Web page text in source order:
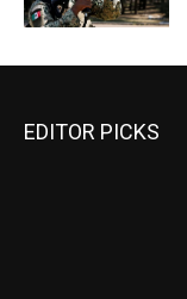
EDITOR PICKS